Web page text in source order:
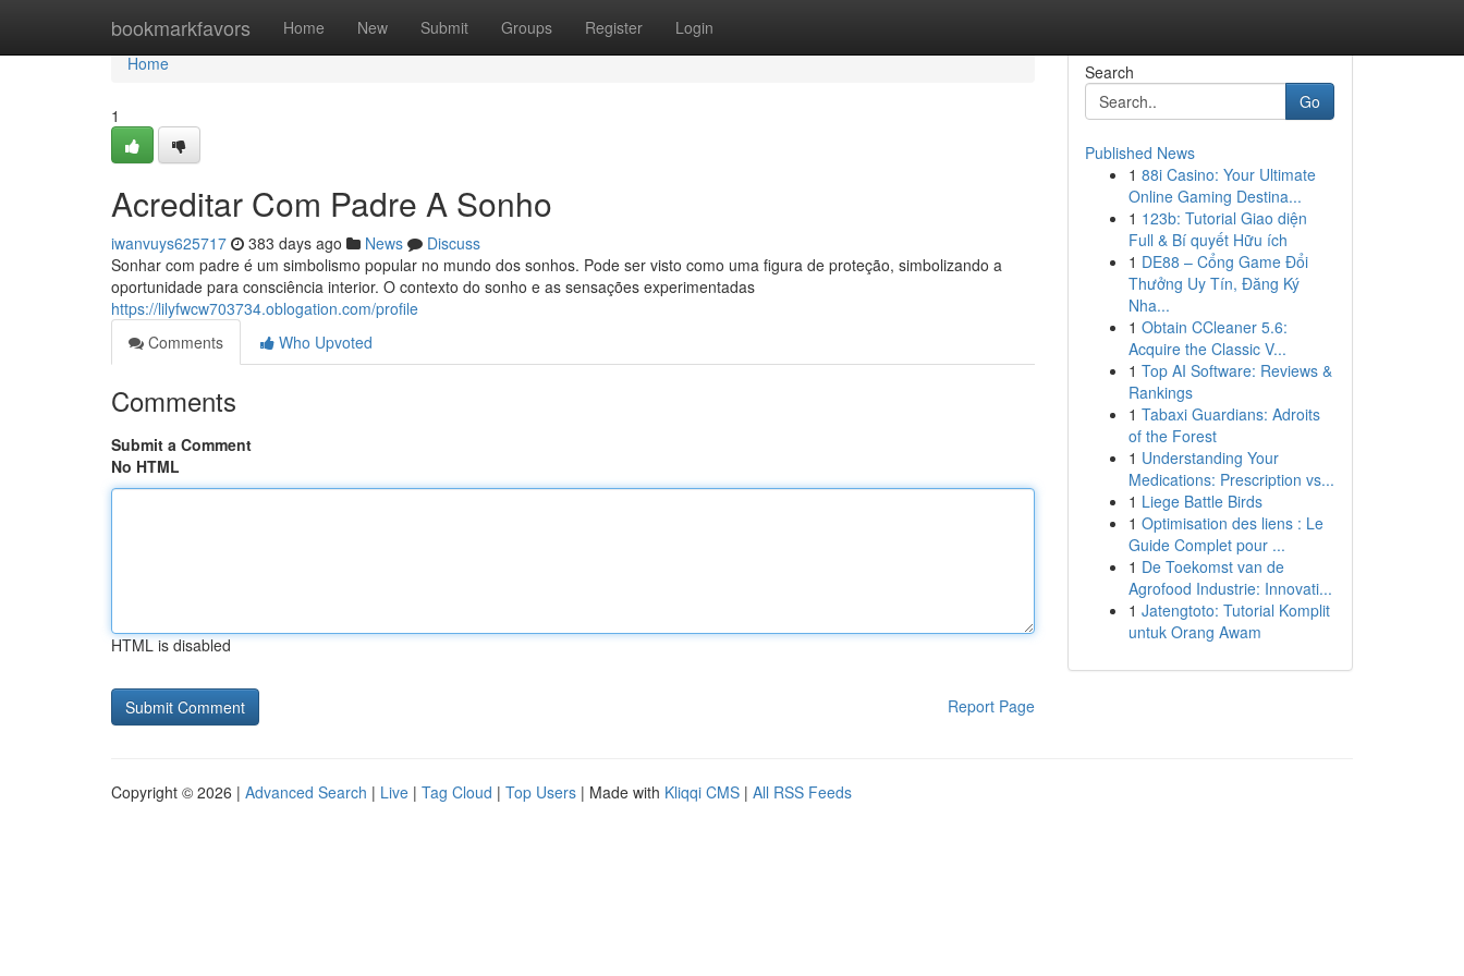
bookmarkfavors Home New Submit Groups Register Login
Home
Home
1
Acreditar Com Padre A Sonho
iwanvuys625717 383 days ago News
Discuss
Sonhar com padre é um simbolismo popular no mundo dos sonhos. Pode ser visto como uma figura de proteção, simbolizando a
oportunidade para consciência interior. O contexto do sonho e as sensações experimentadas
https://lilyfwcw703734.oblogation.com/profile
Comments
Who Upvoted
Comments
Submit a Comment
No HTML
HTML is disabled
Report Page
Search
Go
Published News
1 88i Casino: Your Ultimate
Online Gaming Destina...
1 123b: Tutorial Giao diện
Full & Bí quyết Hữu ích
1 DE88 – Cổng Game Đổi
Thưởng Uy Tín, Đăng Ký
Nha...
1 Obtain CCleaner 5.6:
Acquire the Classic V...
1 Top AI Software: Reviews &
Rankings
1 Tabaxi Guardians: Adroits
of the Forest
1 Understanding Your
Medications: Prescription vs...
1 Liege Battle Birds
1 Optimisation des liens : Le
Guide Complet pour ...
1 De Toekomst van de
Agrofood Industrie: Innovati...
1 Jatengtoto: Tutorial Komplit
untuk Orang Awam
Copyright © 2026 | Advanced Search | Live | Tag Cloud | Top Users | Made with Kliqqi CMS | All RSS Feeds